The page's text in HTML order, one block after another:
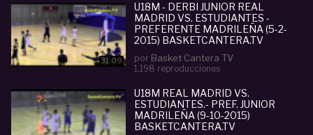
31:09
U18M - DERBI JUNIOR REAL
MADRID VS. ESTUDIANTES -
PREFERENTE MADRILEÑA (5-2-
2015) BASKETCANTERA.TV
por Basket Cantera TV
1,198 reproducciones
U18M REAL MADRID VS.
ESTUDIANTES.- PREF. JUNIOR
MADRILEÑA (9-10-2015)
BASKETCANTERA.TV